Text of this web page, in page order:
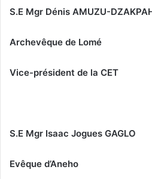
S.E Mgr Dénis AMUZU-
Archevêque de Lomé
Vice-président de la CET
S.E Mgr Isaac Jogues GAGLO
Evêque d’Aneho